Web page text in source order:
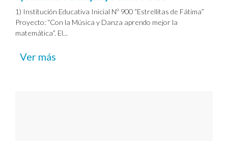
1) Institución Educativa Inicial Nº 900 “Estrellitas de Fátima”
Proyecto: “Con la Música y Danza aprendo mejor la
matemática”. El...
Ver más